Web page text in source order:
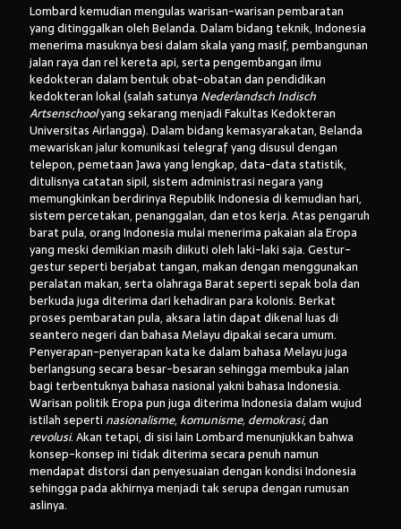
Lombard kemudian mengulas warisan-warisan pembaratan
yang ditinggalkan oleh Belanda. Dalam bidang teknik, Indonesia
menerima masuknya besi dalam skala yang masif, pembangunan
jalan raya dan rel kereta api, serta pengembangan ilmu
kedokteran dalam bentuk obat-obatan dan pendidikan
kedokteran lokal (salah satunya Nederlandsch Indisch
Artsenschoolyang sekarang menjadi Fakultas Kedokteran
Universitas Airlangga). Dalam bidang kemasyarakatan, Belanda
mewariskan jalur komunikasi telegraf yang disusul dengan
telepon, pemetaan Jawa yang lengkap, data-data statistik,
ditulisnya catatan sipil, sistem administrasi negara yang
memungkinkan berdirinya Republik Indonesia di kemudian hari,
sistem percetakan, penanggalan, dan etos kerja. Atas pengaruh
barat pula, orang Indonesia mulai menerima pakaian ala Eropa
yang meski demikian masih diikuti oleh laki-laki saja. Gestur-
gestur seperti berjabat tangan, makan dengan menggunakan
peralatan makan, serta olahraga Barat seperti sepak bola dan
berkuda juga diterima dari kehadiran para kolonis. Berkat
proses pembaratan pula, aksara latin dapat dikenal luas di
seantero negeri dan bahasa Melayu dipakai secara umum.
Penyerapan-penyerapan kata ke dalam bahasa Melayu juga
berlangsung secara besar-besaran sehingga membuka jalan
bagi terbentuknya bahasa nasional yakni bahasa Indonesia.
Warisan politik Eropa pun juga diterima Indonesia dalam wujud
istilah seperti nasionalisme, komunisme,demokrasi, dan
revolusi. Akan tetapi, di sisi lain Lombard menunjukkan bahwa
konsep-konsep ini tidak diterima secara penuh namun
mendapat distorsi dan penyesuaian dengan kondisi Indonesia
sehingga pada akhirnya menjadi tak serupa dengan rumusan
aslinya.